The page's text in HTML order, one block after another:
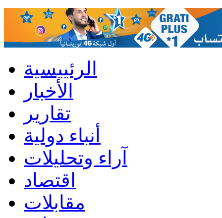
الرئييسية
الأخبار
تقارير
أنباء دولية
آراء وتحليلات
اقتصاد
مقابلات